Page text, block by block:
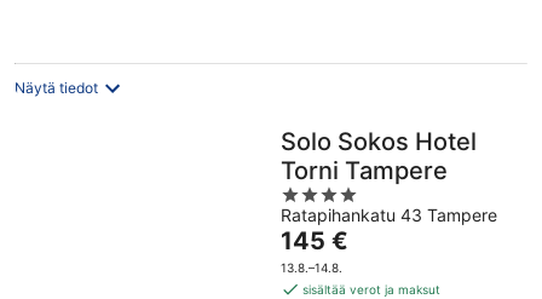
Näytä tiedot
Solo Sokos Hotel
Torni Tampere
4
out
of
5
Ratapihankatu 43 Tampere
Hinta
on
145 €
145 €
13.8.–14.8.
sisältää verot ja maksut